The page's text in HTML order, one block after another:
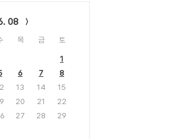
08
목 금 토
1
6 7
8
13 14
15
20 21
22
27 28
29